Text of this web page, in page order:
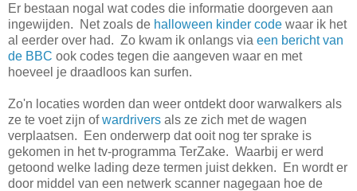
Er bestaan nogal wat codes die informatie doorgeven aan
ingewijden. Net zoals de halloween kinder code waar ik het
al eerder over had. Zo kwam ik onlangs via een bericht van
de BBC ook codes tegen die aangeven waar en met
hoeveel je draadloos kan surfen.
Zo'n locaties worden dan weer ontdekt door warwalkers als
ze te voet zijn ofwardrivers als ze zich met de wagen
verplaatsen. Een onderwerp dat ooit nog ter sprake is
gekomen in het tv-programma TerZake. Waarbij er werd
getoond welke lading deze termen juist dekken. En wordt er
door middel van een netwerk scanner nagegaan hoe de